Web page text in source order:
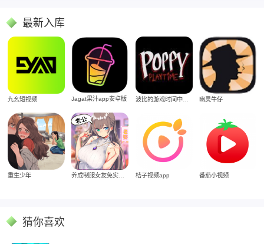
最新入库
九幺短视频 Jagat果汁app安卓版 波比的游戏时间中文版 幽灵牛仔
重生少年 桔子视频app 番茄小视频
猜你喜欢